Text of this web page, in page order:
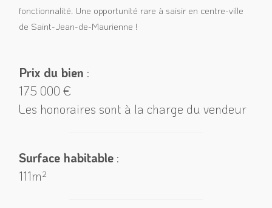
fonctionnalité. Une opportunité rare à saisir en centre-ville
de Saint-Jean-de-Maurienne !
Prix du bien :
175 000 €
Les honoraires sont à la charge du vendeur
Surface habitable:
111m²